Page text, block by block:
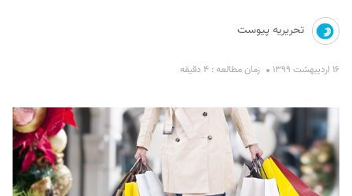
تحریریه پیوست
۱۶ اردیبهشت ۱۳۹۹ زمان مطالعه : ۴ دقیقه